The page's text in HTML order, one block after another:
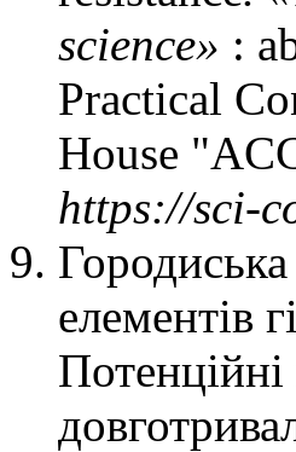
science» :
Practical
House
https://sci-
елементів